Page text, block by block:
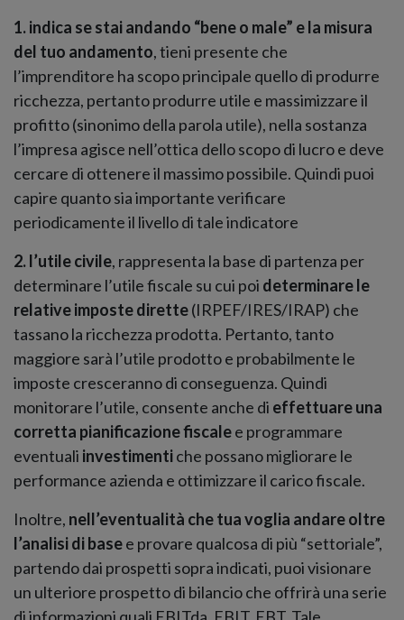
1. indica se stai andando “bene o male” e la misura
del tuo andamento, tieni presente che
l’imprenditore ha scopo principale quello di produrre
ricchezza, pertanto produrre utile e massimizzare il
profitto (sinonimo della parola utile), nella sostanza
l’impresa agisce nell’ottica dello scopo di lucro e deve
cercare di ottenere il massimo possibile. Quindi puoi
capire quanto sia importante verificare
periodicamente il livello di tale indicatore
2. l’utile civile, rappresenta la base di partenza per
determinare l’utile fiscale su cui poi determinare le
relative imposte dirette(IRPEF/IRES/IRAP) che
tassano la ricchezza prodotta. Pertanto, tanto
maggiore sarà l’utile prodotto e probabilmente le
imposte cresceranno di conseguenza. Quindi
monitorare l’utile, consente anche di effettuare una
corretta pianificazione fiscalee programmare
eventuali investimentiche possano migliorare le
performance azienda e ottimizzare il carico fiscale.
Inoltre, nell’eventualità che tua voglia andare oltre
l’analisi di basee provare qualcosa di più “settoriale”,
partendo dai prospetti sopra indicati, puoi visionare
un ulteriore prospetto di bilancio che offrirà una serie